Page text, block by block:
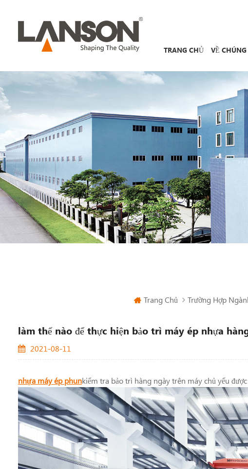
TRANG CHỦ VỀ
Trang Chủ Trường Hợp
làm thế nào để thực hiện bảo trì máy ép nhựa
2021-08-11
nhựa máy ép phunkiểm tra bảo trì hàng ngày trên máy chủ yếu